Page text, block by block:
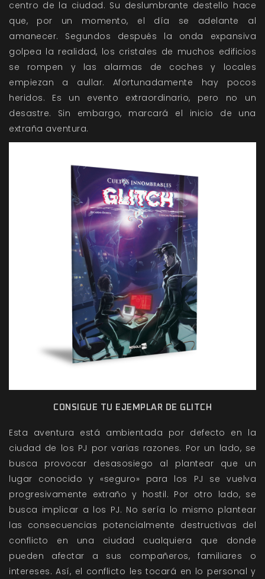
centro de la ciudad. Su deslumbrante destello hace
que, por un momento, el día se adelante al
amanecer. Segundos después la onda expansiva
golpea la realidad, los cristales de muchos edificios
se rompen y las alarmas de coches y locales
empiezan a aullar. Afortunadamente hay pocos
heridos. Es un evento extraordinario, pero no un
desastre. Sin embargo, marcará el inicio de una
extraña aventura.
CONSIGUE TU EJEMPLAR DE GLITCH
Esta aventura está ambientada por defecto en la
ciudad de los PJ por varias razones. Por un lado, se
busca provocar desasosiego al plantear que un
lugar conocido y «seguro» para los PJ se vuelva
progresivamente extraño y hostil. Por otro lado, se
busca implicar a los PJ. No sería lo mismo plantear
las consecuencias potencialmente destructivas del
conflicto en una ciudad cualquiera que donde
pueden afectar a sus compañeros, familiares o
intereses. Así, el conflicto les tocará en lo personal y